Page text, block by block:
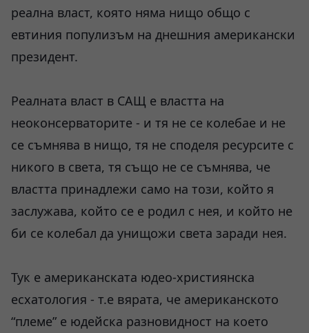
реална власт, която няма нищо общо с
евтиния популизъм на днешния американски
президент.
Реалната власт в САЩ е властта на
неоконсерваторите - и тя не се колебае и не
се съмнява в нищо, тя не споделя ресурсите с
никого в света, тя също не се съмнява, че
властта принадлежи само на този, който я
заслужава, който се е родил с нея, и който не
би се колебал да унищожи света заради нея.
Тук е американската юдео-християнска
есхатология - т.е вярата, че американското
“племе” е юдейска разновидност на което